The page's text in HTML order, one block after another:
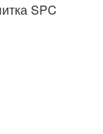
SPC